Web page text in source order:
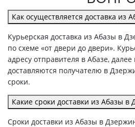
Как осуществляется доставка из
Курьерская доставка из Абазы в
по схеме «от двери до двери».
адресу отправителя в Абазе,
доставляются получателю в
сроки.
Какие сроки доставки из Абазы в
Сроки доставки из Абазы в